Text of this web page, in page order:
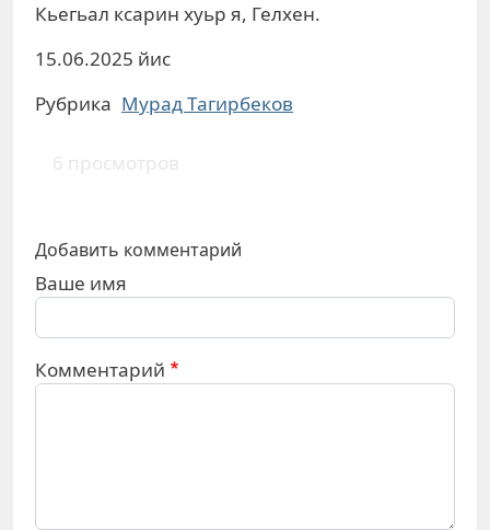
Кьегьал ксарин хуьр я, Гелхен.
15.06.2025 йис
Рубрика Мурад Тагирбеков
6 просмотров
Добавить комментарий
Ваше имя
Комментарий